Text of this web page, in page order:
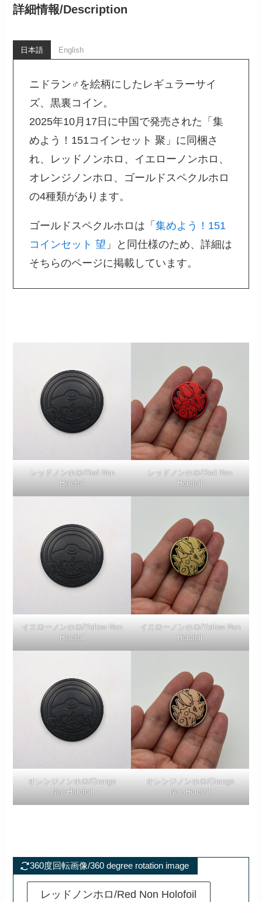
詳細情報/Description
日本語 English
ニドラン♂を絵柄にしたレギュラーサイ
ズ、黒裏コイン。
2025年10月17日に中国で発売された「集
めよう！151コインセット 聚」に同梱さ
れ、レッドノンホロ、イエローノンホロ、
オレンジノンホロ、ゴールドスペクルホロ
の4種類があります。
ゴールドスペクルホロは「集めよう！151
コインセット 望 」と同仕様のため、詳細は
そちらのページに掲載しています。
レッドノンホロ/Red Non
Holofoil
レッドノンホロ/Red Non
Holofoil
イエローノンホロ/Yellow Non
Holofoil
イエローノンホロ/Yellow Non
Holofoil
オレンジノンホロ/Orange
Non Holofoil
オレンジノンホロ/Orange
Non Holofoil
360度回転画像/360 degree rotation image
レッドノンホロ/Red Non Holofoil